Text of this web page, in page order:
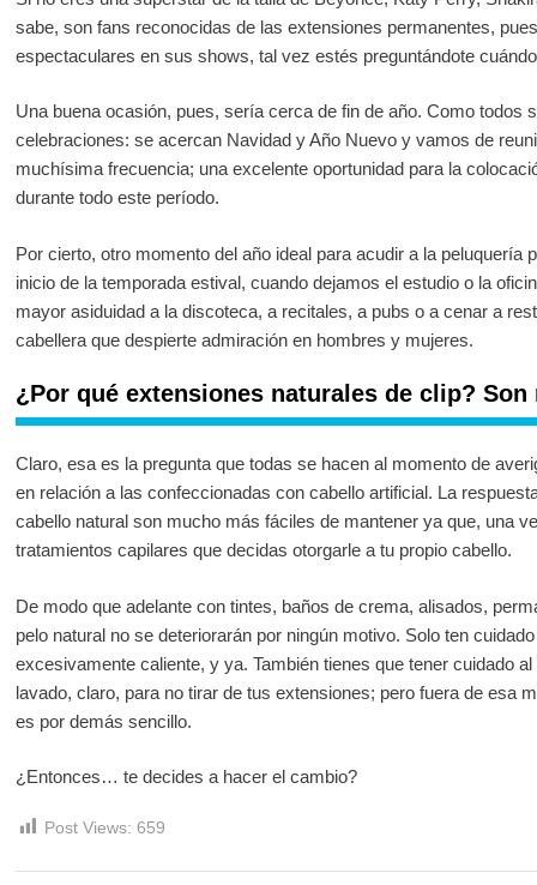
sabe, son fans reconocidas de las extensiones permanentes,
espectaculares en sus shows, tal vez estés preguntándote
Una buena ocasión, pues, sería cerca de fin de año. Como todos
celebraciones: se acercan Navidad y Año Nuevo y vamos de
muchísima frecuencia; una excelente oportunidad para la
durante todo este período.
Por cierto, otro momento del año ideal para acudir a la peluquería
inicio de la temporada estival, cuando dejamos el estudio o la
mayor asiduidad a la discoteca, a recitales, a pubs o a cenar a
cabellera que despierte admiración en hombres y mujeres.
¿Por qué extensiones naturales de clip?
Claro, esa es la pregunta que todas se hacen al momento de
en relación a las confeccionadas con cabello artificial. La
cabello natural son mucho más fáciles de mantener ya que, una
tratamientos capilares que decidas otorgarle a tu propio cabello.
De modo que adelante con tintes, baños de crema, alisados,
pelo natural no se deteriorarán por ningún motivo. Solo ten
excesivamente caliente, y ya. También tienes que tener cuidado
lavado, claro, para no tirar de tus extensiones; pero fuera de esa
es por demás sencillo.
¿Entonces… te decides a hacer el cambio?
Post Views: 659